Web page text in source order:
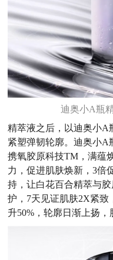
迪奥小A瓶
精萃液之后，以迪奥小A
紧塑弹韧轮廓。迪奥小A
携氧胶原科技TM ，满蕴
力，促进肌肤焕新，3倍
持，让白花百合精萃与
护，7天见证肌肤2X紧致
升50%，轮廓日渐上扬，